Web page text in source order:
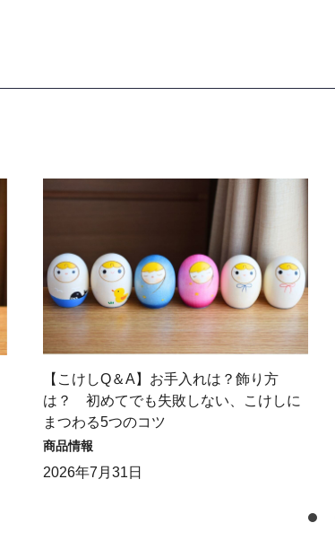
【こけしQ＆A】お手入れは？飾り方
は？ 初めてでも失敗しない、こけしに
まつわる5つのコツ
商品情報
2026年7月31日